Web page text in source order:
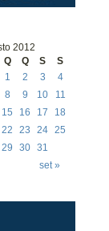
2012
Q Q S S
set »
1 2 3
4
8 9 10
11
15 16 17
18
22 23 24 25
29 30 31